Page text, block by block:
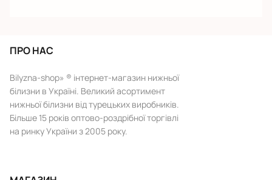
ПРО НАС
Bilyzna-shop» ® інтернет-магазин нижньої
білизни в Україні. Великий асортимент
нижньої білизни від турецьких виробників.
Більше 15 років оптово-роздрібної торгівлі
на ринку України з 2005 року.